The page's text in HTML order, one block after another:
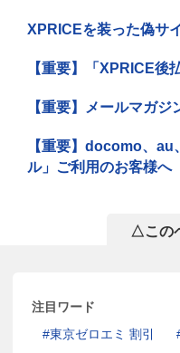
XPRICEを装った偽サ
【重要】「XPRICE後
【重要】メールマガ
【重要】docomo、
ル」ご利用のお客様へ
△この
注目ワード
東京ゼロエミ 割引